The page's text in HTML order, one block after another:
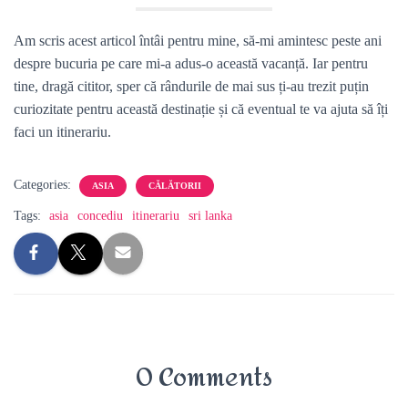
Am scris acest articol întâi pentru mine, să-mi amintesc peste ani
despre bucuria pe care mi-a adus-o această vacanță. Iar pentru
tine, dragă cititor, sper că rândurile de mai sus ți-au trezit puțin
curiozitate pentru această destinație și că eventual te va ajuta să îți
faci un itinerariu.
Categories: ASIA CĂLĂTORII
Tags: asia concediu itinerariu sri lanka
0 Comments